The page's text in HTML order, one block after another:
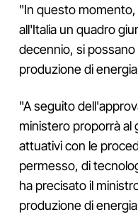
"In questo momento,
all'Italia un quadro
decennio, si
produzione di
"A seguito
ministero proporrà
attuativi con le
permesso, di
ha precisato il
produzione di